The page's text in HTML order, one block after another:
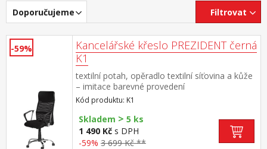
Doporučujeme Filtrovat
-59%
Kancelářské křeslo PREZIDENT černá
K1
textilní potah, opěradlo textilní síťovina a kůže
– imitace barevné provedení
černá chromovaný kříž, houpací
mechanismus výška sedu 45-51
cm doporučená nosnost do 120 kg
Kód produktu: K1
Skladem > 5 ks
1 490 Kč s DPH
-59% 3 699 Kč **